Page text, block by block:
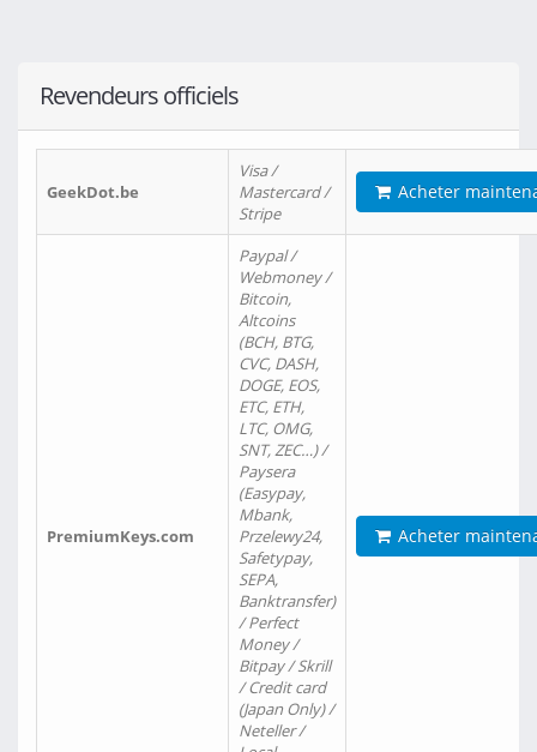
Revendeurs officiels
GeekDot.be
Visa /
Mastercard /
Stripe
Acheter
PremiumKeys.com
Paypal /
Webmoney /
Bitcoin,
Altcoins
(BCH, BTG,
CVC, DASH,
DOGE, EOS,
ETC, ETH,
LTC, OMG,
SNT, ZEC…) /
Paysera
(Easypay,
Mbank,
Przelewy24,
Safetypay,
SEPA,
Banktransfer)
/ Perfect
Money /
Bitpay / Skrill
/ Credit card
(Japan Only) /
Neteller /
Acheter